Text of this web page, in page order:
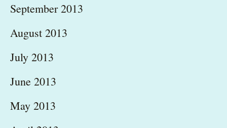
September 2013
August 2013
July 2013
June 2013
May 2013